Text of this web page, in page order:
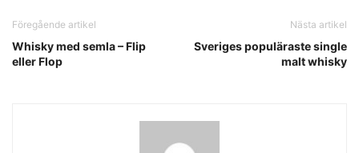
Föregående artikel
Whisky med semla – Flip
eller Flop
Nästa artikel
Sveriges populäraste single
malt whisky